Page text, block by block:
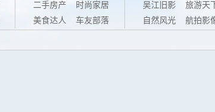
二手房产
时尚家居
美食达人
车友部落
吴江旧影
旅游天
自然风光
航拍影